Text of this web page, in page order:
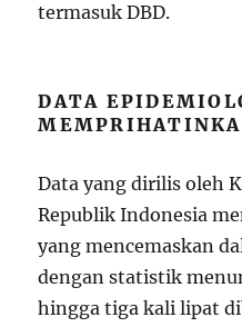
termasuk DBD.
DATA
Data yang dirilis oleh
Republik Indonesia
yang mencemaskan
dengan statistik
hingga tiga kali lipat